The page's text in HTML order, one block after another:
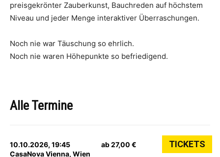
preisgekrönter Zauberkunst, Bauchreden auf höchstem
Niveau und jeder Menge interaktiver Überraschungen.
Noch nie war Täuschung so ehrlich.
Noch nie waren Höhepunkte so befriedigend.
Alle Termine
10.10.2026, 19:45
CasaNova Vienna, Wien
ab 27,00 € TICKETS